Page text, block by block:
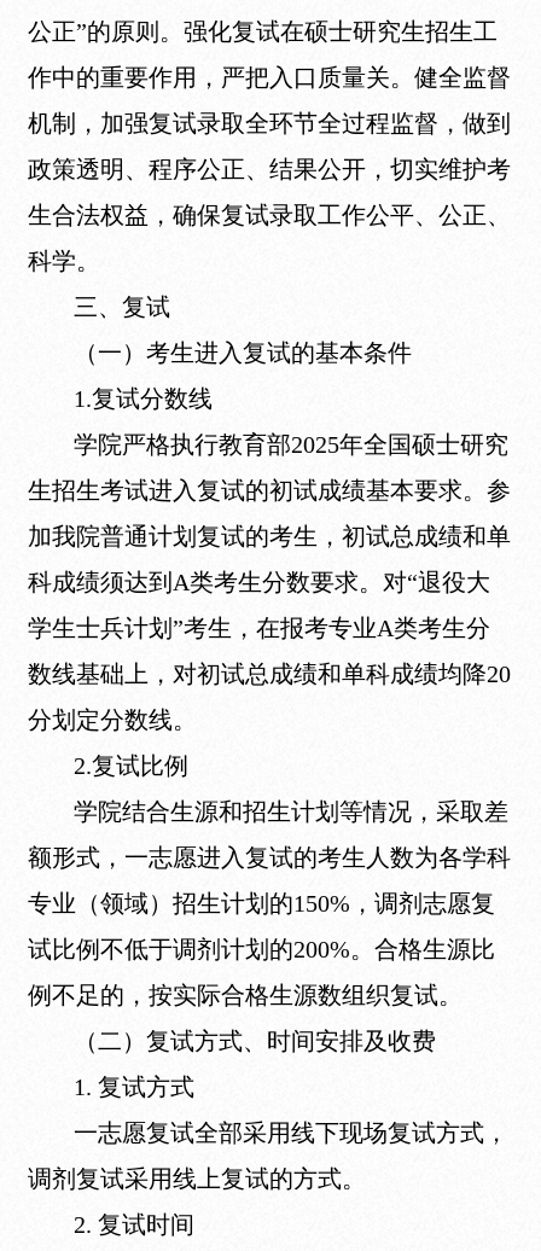
公正”的原则。强化复试在硕士研究生招生工
作中的重要作用，严把入口质量关。健全监督
机制，加强复试录取全环节全过程监督，做到
政策透明、程序公正、结果公开，切实维护考
生合法权益，确保复试录取工作公平、公正、
科学。
三、复试
（一）考生进入复试的基本条件
1.复试分数线
学院严格执行教育部2025年全国硕士研究
生招生考试进入复试的初试成绩基本要求。参
加我院普通计划复试的考生，初试总成绩和单
科成绩须达到A类考生分数要求。对“退役大
学生士兵计划”考生，在报考专业A类考生分
数线基础上，对初试总成绩和单科成绩均降20
分划定分数线。
2.复试比例
学院结合生源和招生计划等情况，采取差
额形式，一志愿进入复试的考生人数为各学科
专业（领域）招生计划的150%，调剂志愿复
试比例不低于调剂计划的200%。合格生源比
例不足的，按实际合格生源数组织复试。
（二）复试方式、时间安排及收费
1. 复试方式
一志愿复试全部采用线下现场复试方式，
调剂复试采用线上复试的方式。
2. 复试时间